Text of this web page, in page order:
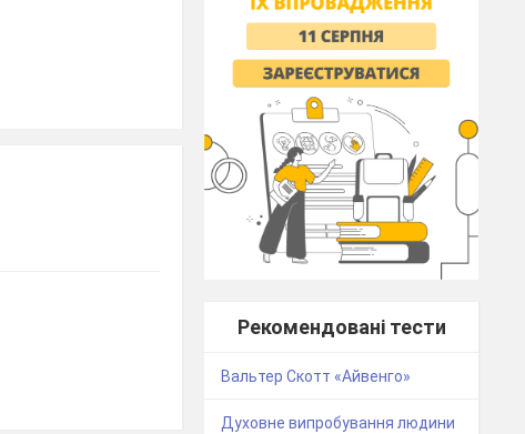
Рекомендовані тести
Вальтер Скотт «Айвенго»
Духовне випробування людини